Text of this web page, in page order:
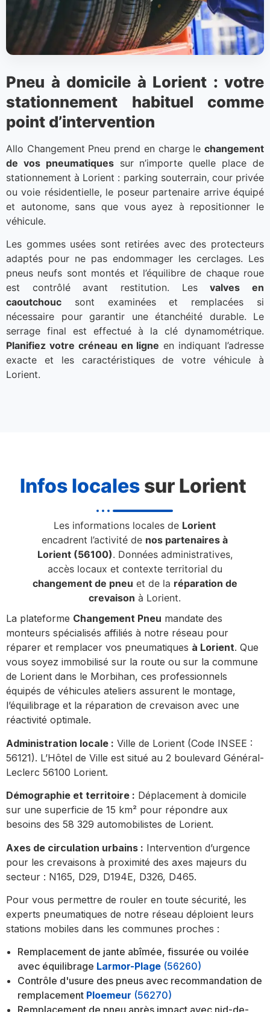
Pneu à domicile à Lorient : votre
stationnement habituel comme
point d’intervention
Allo Changement Pneu prend en charge le changement
de vos pneumatiquessur n’importe quelle place de
stationnement à Lorient : parking souterrain, cour privée
ou voie résidentielle, le poseur partenaire arrive équipé
et autonome, sans que vous ayez à repositionner le
véhicule.
Les gommes usées sont retirées avec des protecteurs
adaptés pour ne pas endommager les cerclages. Les
pneus neufs sont montés et l’équilibre de chaque roue
est contrôlé avant restitution. Lesvalves en
caoutchouc sont examinées et remplacées si
nécessaire pour garantir une étanchéité durable. Le
serrage final est effectué à la clé dynamométrique.
Planifiez votre créneau en ligne en indiquant l’adresse
exacte et les caractéristiques de votre véhicule à
Lorient.
Infos localessur Lorient
Les informations locales de Lorient
encadrent l’activité de nos partenaires à
Lorient (56100). Données administratives,
accès locaux et contexte territorial du
changement de pneu et de la réparation de
crevaison à Lorient.
La plateforme Changement Pneu mandate des
monteurs spécialisés affiliés à notre réseau pour
réparer et remplacer vos pneumatiques à Lorient. Que
vous soyez immobilisé sur la route ou sur la commune
de Lorient dans le Morbihan, ces professionnels
équipés de véhicules ateliers assurent le montage,
l’équilibrage et la réparation de crevaison avec une
réactivité optimale.
Administration locale : Ville de Lorient (Code INSEE :
56121). L’Hôtel de Ville est situé au 2 boulevard Général-
Leclerc 56100 Lorient.
Démographie et territoire : Déplacement à domicile
sur une superficie de 15 km² pour répondre aux
besoins des 58 329 automobilistes de Lorient.
Axes de circulation urbains : Intervention d’urgence
pour les crevaisons à proximité des axes majeurs du
secteur : N165, D29, D194E, D326, D465.
Pour vous permettre de rouler en toute sécurité, les
experts pneumatiques de notre réseau déploient leurs
stations mobiles dans les communes proches :
Remplacement de jante abîmée, fissurée ou voilée
avec équilibrage Larmor-Plage (56260)
Contrôle d'usure des pneus avec recommandation de
remplacement Ploemeur (56270)